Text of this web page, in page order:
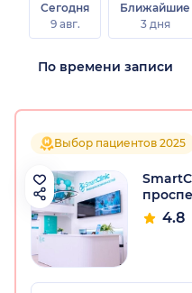
Сегодня
9 авг.
Ближайшие
3 дня
Выбор пациентов 2025
4.8